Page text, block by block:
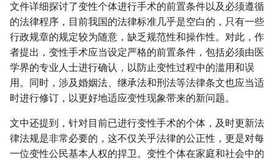
文件详细探讨了变性个体进行手术的前置条件以及必须遵循
的法律程序，目前我国的法律标准几乎是空白的，只有一些
行政规章的规定较为随意，缺乏规范性和操作性。对此，作
者提出，变性手术应当设定严格的前置条件，包括必须由医
学界的专业人士进行确认，以防止变性过程中的滥用和误
用。同时，涉及婚姻法、继承法和刑法等法律条文也应当适
时进行修订，以更好地适应变性现象带来的新问题。
文中还提到，针对目前已进行变性手术的个体，及时更新法
律法规是非常必要的，这不仅关乎法律的公正性，更是对每
一位变性公民基本人权的捍卫。变性个体在家庭和社会中的